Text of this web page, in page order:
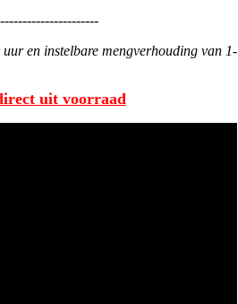
en instelbare mengverhouding van 1-
uit voorraad